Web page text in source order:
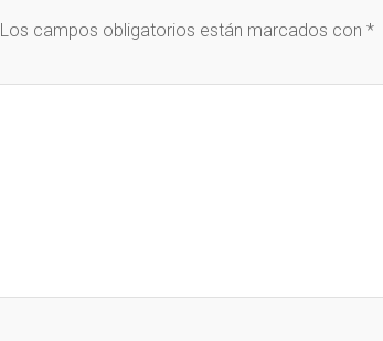
Los campos obligatorios están marcados con *